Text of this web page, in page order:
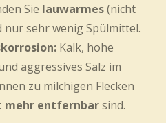
Sie lauwarmes(nicht
nur sehr wenig Spülmittel.
Kalk, hohe
aggressives Salz im
zu milchigen Flecken
mehr entfernbarsind.